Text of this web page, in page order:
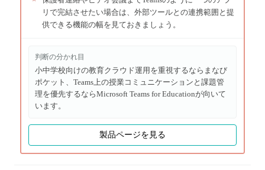
リで完結させたい場合は、外部ツールとの連携範囲と提
供できる機能の幅を見ておきましょう。
判断の分かれ目
小中学校向けの教育クラウド運用を重視するならまなび
ポケット、Teams上の授業コミュニケーションと課題管
理を優先するならMicrosoft Teams for Educationが向いて
います。
製品ページを見る